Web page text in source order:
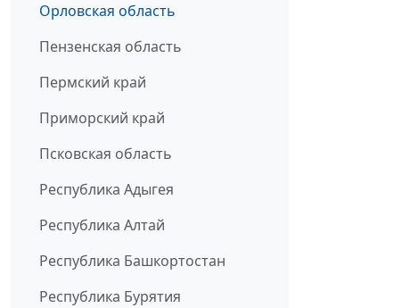
Орловская область
Пензенская область
Пермский край
Приморский край
Псковская область
Республика Адыгея
Республика Алтай
Республика Башкортостан
Республика Бурятия